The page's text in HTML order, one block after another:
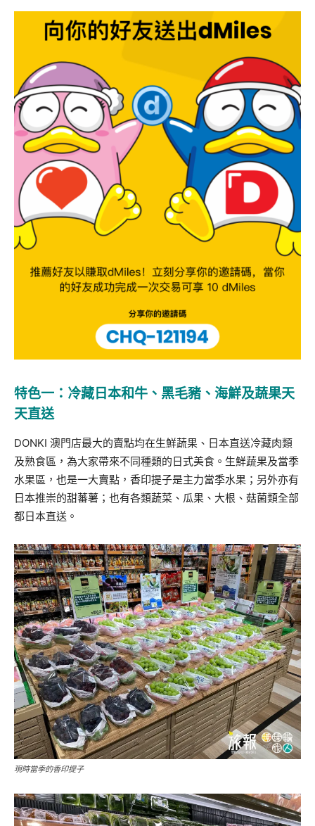
特色一：冷藏日本和牛、黑毛豬、海鮮及蔬果天
天直送
DONKI 澳門店最大的賣點均在生鮮蔬果、日本直送冷藏肉類
及熟食區，為大家帶來不同種類的日式美食。生鮮蔬果及當季
水果區，也是一大賣點，香印提子是主力當季水果；另外亦有
日本推崇的甜蕃薯；也有各類蔬菜、瓜果、大根、菇菌類全部
都日本直送。
現時當季的香印提子